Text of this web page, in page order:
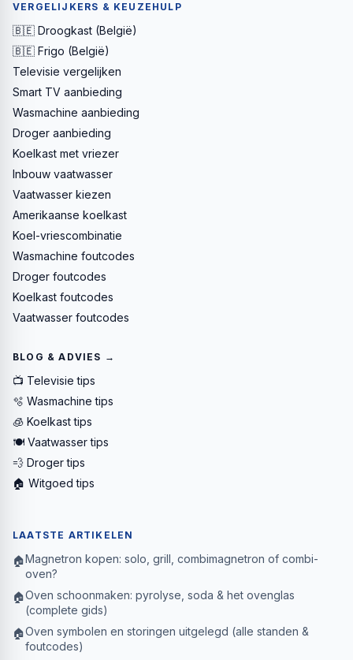
VERGELIJKERS & KEUZEHULP
🇧🇪 Droogkast (België)
🇧🇪 Frigo (België)
Televisie vergelijken
Smart TV aanbieding
Wasmachine aanbieding
Droger aanbieding
Koelkast met vriezer
Inbouw vaatwasser
Vaatwasser kiezen
Amerikaanse koelkast
Koel-vriescombinatie
Wasmachine foutcodes
Droger foutcodes
Koelkast foutcodes
Vaatwasser foutcodes
BLOG & ADVIES →
📺 Televisie tips
🫧 Wasmachine tips
🧊 Koelkast tips
🍽️ Vaatwasser tips
💨 Droger tips
🏠 Witgoed tips
LAATSTE ARTIKELEN
🏠Magnetron kopen: solo, grill, combimagnetron of combi-
oven?
🏠Oven schoonmaken: pyrolyse, soda & het ovenglas
(complete gids)
🏠Oven symbolen en storingen uitgelegd (alle standen &
foutcodes)